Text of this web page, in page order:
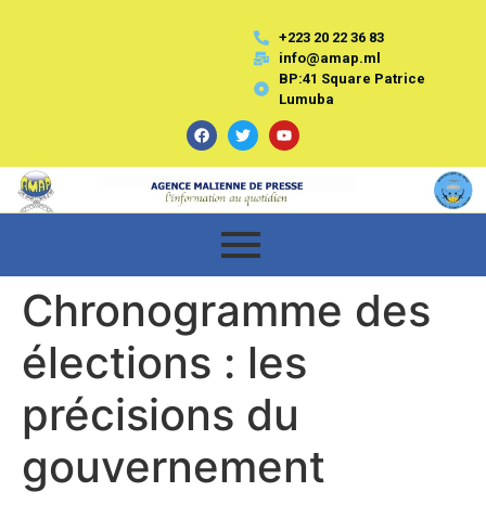
+223 20 22 36 83
info@amap.ml
BP:41 Square Patrice
Lumuba
Chronogramme des
élections : les
précisions du
gouvernement